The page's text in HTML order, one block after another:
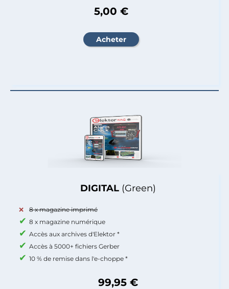
DIGITAL (Green)
8 x magazine imprimé
8 x magazine numérique
Accès aux archives d'Elektor *
Accès à 5000+ fichiers Gerber
10 % de remise dans l'e-choppe *
99,95 €
5,00 €